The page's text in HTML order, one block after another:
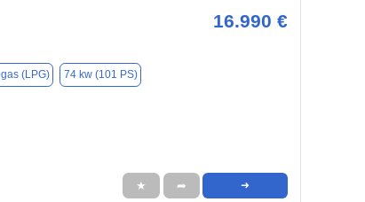
16.990 €
(LPG) 74 kw (101 PS)
★ ➦ ➜